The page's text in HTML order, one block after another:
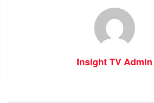
Insight TV Admin